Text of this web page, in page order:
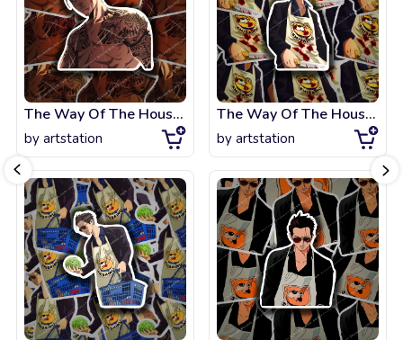
The Way Of The Househusband!
by artstation
The Way Of The Househusband
by artstation